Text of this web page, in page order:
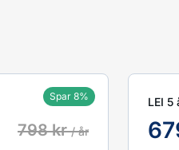
Spar 8%
798 kr / år
LEI 5